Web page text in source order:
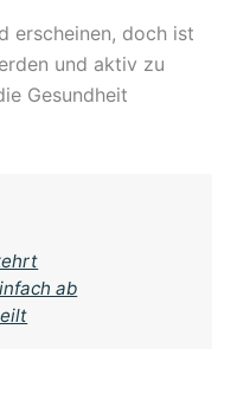
erscheinen, doch ist
und aktiv zu
Gesundheit
ab